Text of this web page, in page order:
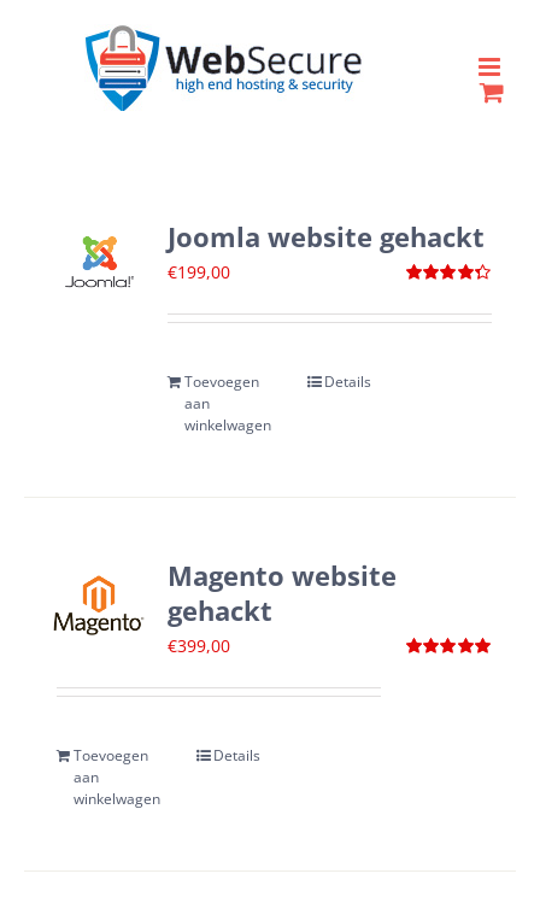
Joomla website gehackt
4.33uit 5
€199,00
Toevoegen
aan
winkelwagen
Details
Magento website
gehackt
€399,00
Toevoegen
aan
winkelwagen
Details